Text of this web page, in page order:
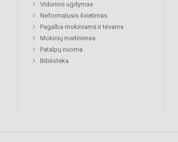
Vidurinis ugdymas
Neformalusis švietimas
Pagalba mokiniams ir tėvams
Mokinių maitinimas
Patalpų nuoma
Biblioteka